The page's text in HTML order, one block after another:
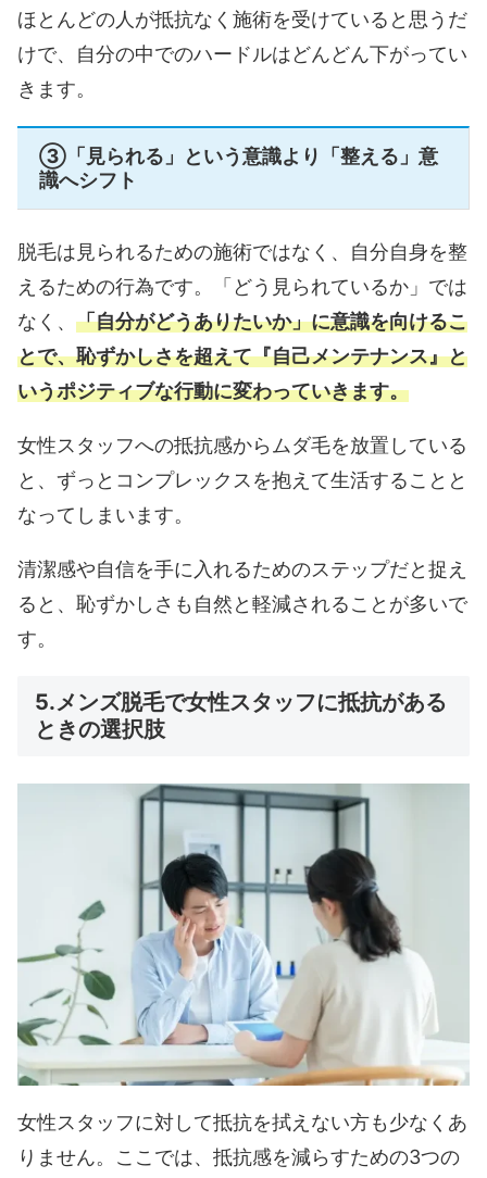
ほとんどの人が抵抗なく施術を受けていると思うだ
けで、自分の中でのハードルはどんどん下がってい
きます。
③「見られる」という意識より「整える」意
識へシフト
脱毛は見られるための施術ではなく、自分自身を整
えるための行為です。「どう見られているか」では
なく、 「自分がどうありたいか」に意識を向けるこ
とで、恥ずかしさを超えて『自己メンテナンス』と
いうポジティブな行動に変わっていきます。
女性スタッフへの抵抗感からムダ毛を放置している
と、ずっとコンプレックスを抱えて生活することと
なってしまいます。
清潔感や自信を手に入れるためのステップだと捉え
ると、恥ずかしさも自然と軽減されることが多いで
す。
5.メンズ脱毛で女性スタッフに抵抗がある
ときの選択肢
女性スタッフに対して抵抗を拭えない方も少なくあ
りません。ここでは、抵抗感を減らすための3つの